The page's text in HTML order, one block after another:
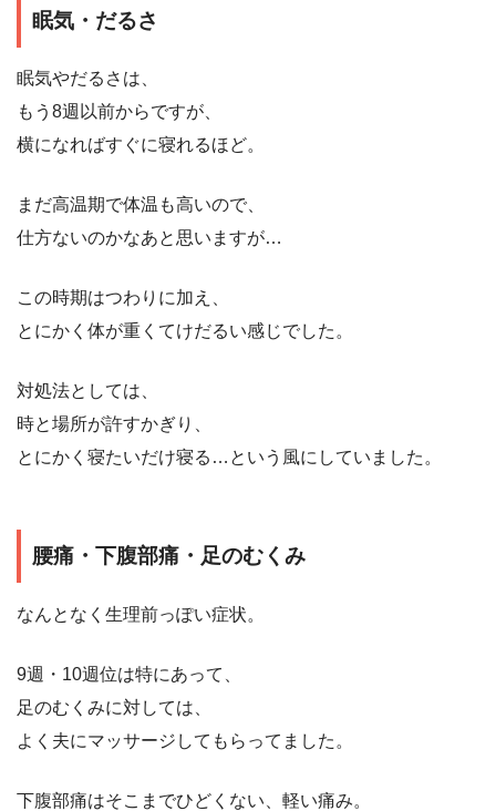
眠気・だるさ
眠気やだるさは、
もう8週以前からですが、
横になればすぐに寝れるほど。
まだ高温期で体温も高いので、
仕方ないのかなあと思いますが…
この時期はつわりに加え、
とにかく体が重くてけだるい感じでした。
対処法としては、
時と場所が許すかぎり、
とにかく寝たいだけ寝る…という風にしていました。
腰痛・下腹部痛・足のむくみ
なんとなく生理前っぽい症状。
9週・10週位は特にあって、
足のむくみに対しては、
よく夫にマッサージしてもらってました。
下腹部痛はそこまでひどくない、軽い痛み。